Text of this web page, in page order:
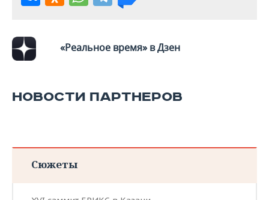
«Реальное время» в Дзен
НОВОСТИ ПАРТНЕРОВ
Сюжеты